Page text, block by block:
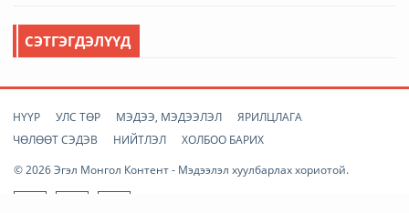
СЭТГЭГДЭЛҮҮД
НҮҮР УЛС ТӨР МЭДЭЭ, МЭДЭЭЛЭЛ
ЯРИЛЦЛАГА
ЧӨЛӨӨТ СЭДЭВ
НИЙТЛЭЛ
ХОЛБОО БАРИХ
© 2026 Эгэл Монгол Контент - Мэдээлэл хуулбарлах хориотой.